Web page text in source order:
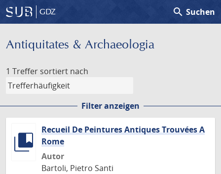
GDZ search Suchen
Antiquitates & Archaeologia
1 Treffer sortiert nach
Filter anzeigen
Recueil De Peintures Antiques Trouvées A
Rome
Autor
Bartoli, Pietro Santi